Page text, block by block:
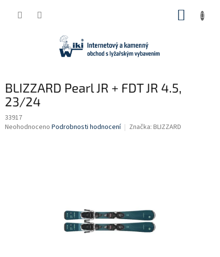
BLIZZARD Pearl JR + FDT JR 4.5,
23/24
33917
Průměrné
Neohodnoceno Podrobnosti hodnocení Značka: BLIZZARD